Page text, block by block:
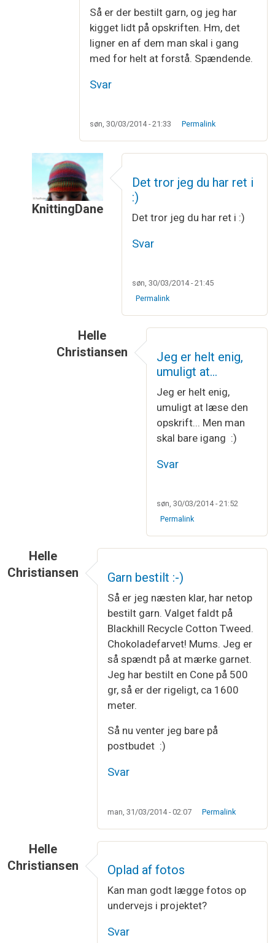
Så er der bestilt garn, og jeg har
kigget lidt på opskriften. Hm, det
ligner en af dem man skal i gang
med for helt at forstå. Spændende.
Svar
søn, 30/03/2014 - 21:33 Permalink
KnittingDane
Så er der bestilt garn, og…af
Det tror jeg du har ret i
:)
Det tror jeg du har ret i :)
Svar
søn, 30/03/2014 - 21:45
Permalink
Helle
Christiansen
Det tror jeg du har ret i :)
Jeg er helt enig,
umuligt at…
Jeg er helt enig,
umuligt at læse den
opskrift... Men man
skal bare igang :)
Svar
søn, 30/03/2014 - 21:52
Permalink
Helle
Christiansen
Garn bestilt :-)
Så er jeg næsten klar, har netop
bestilt garn. Valget faldt på
Blackhill Recycle Cotton Tweed.
Chokoladefarvet! Mums. Jeg er
så spændt på at mærke garnet.
Jeg har bestilt en Cone på 500
gr, så er der rigeligt, ca 1600
meter.
Så nu venter jeg bare på
postbudet :)
Svar
man, 31/03/2014 - 02:07 Permalink
Helle
Christiansen
Oplad af fotos
Kan man godt lægge fotos op
undervejs i projektet?
Svar